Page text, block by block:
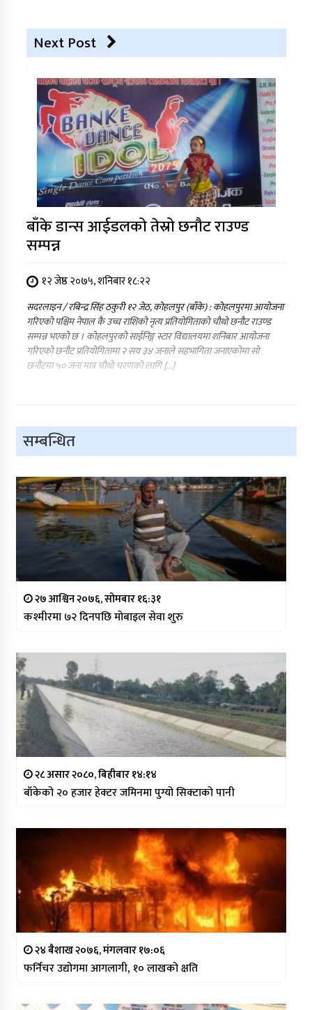
Next Post
बाँके डान्स आईडलको तेस्रो छनौट राउण्ड
सम्पन्न
१२ जेष्ठ २०७५, शनिबार १८:२२
सदरलाइन / रबिन्द्र सिंह ठकुरी १२ जेठ, कोहलपुर (बाँके) : कोहलपुरमा आयोजना
गरिएको पश्चिम नेपाल कै उच्च राशिको नृत्य प्रतियोगिताको चौथो छनौट राउण्ड
सम्पन्न भएको छ । कोहलपुरको साईनिङ्ग स्टार विद्यालयमा शनिबार आयोजना
गरिएको छनौट प्रतियोगितामा २ सय ३४ जनाले सहभागिता जनाएकोमा सो
छनौटमा ५० जना मात्र चौथाे चरणको लागि […]
सम्बन्धित
२७ आश्विन २०७६, सोमबार १६:३१
कश्मीरमा ७२ दिनपछि मोबाइल सेवा शुरु
२८ असार २०८०, बिहीबार १४:१४
बाँकेको २० हजार हेक्टर जमिनमा पुग्यो सिक्टाको पानी
२४ बैशाख २०७६, मंगलवार १७:०६
फर्निचर उद्योगमा आगलागी, १० लाखको क्षति